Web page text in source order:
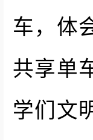
车，体
共享单
学们文